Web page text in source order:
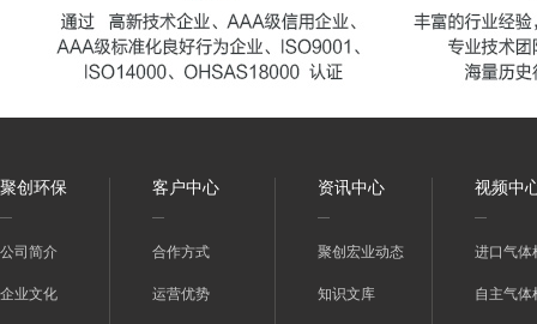
聚创环保
公司简介
企业文化
客户中心
合作方式
运营优势
资讯中心
聚创宏业动态
知识文库
视频中
进口气体
自主气体